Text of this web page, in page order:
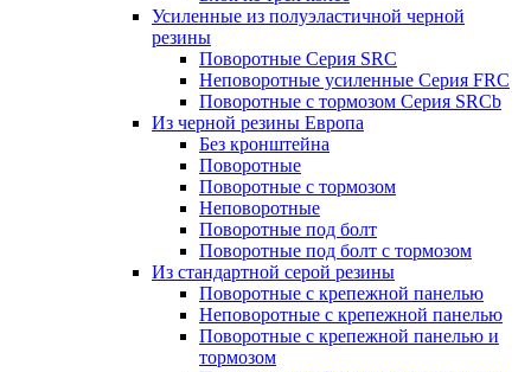
Усиленные из полуэластичной черной
резины
Поворотные Серия SRC
Неповоротные усиленные Серия FRC
Поворотные с тормозом Серия SRCb
Из черной резины Европа
Без кронштейна
Поворотные
Поворотные с тормозом
Неповоротные
Поворотные под болт
Поворотные под болт с тормозом
Из стандартной серой резины
Поворотные с крепежной панелью
Неповоротные с крепежной панелью
Поворотные с крепежной панелью и
тормозом